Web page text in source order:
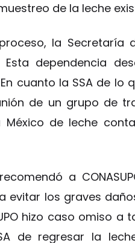
de la leche
la
Esta dependencia
cuanto la SSA de lo
de un grupo de
de leche
recomendó a
evitar los graves
hizo caso omiso
de regresar la